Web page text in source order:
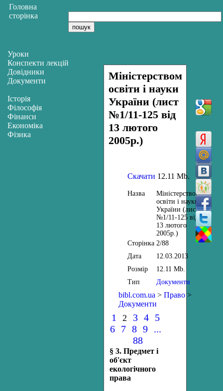
Міністерством
освіти і науки
України (лист
№1/11-125 від
13 лютого
2005р.)
Скачати 12.11 Mb.
Назва
Міністерством
освіти і науки
України (лист
№1/11-125 від
13 лютого
2005р.)
Сторінка 2/88
Дата
12.03.2013
Розмір
12.11 Mb.
Тип
Документи
bibl.com.ua > Право >
Документи
1 2 3 4 5
6 7 8 9 ...
88
§ 3. Предмет і
об'єкт
екологічного
права
Уроки
Конспекти лекцій
Довідники
Документи
Історія
Філософія
Фінанси
Економіка
Фізика
Головна
сторінка